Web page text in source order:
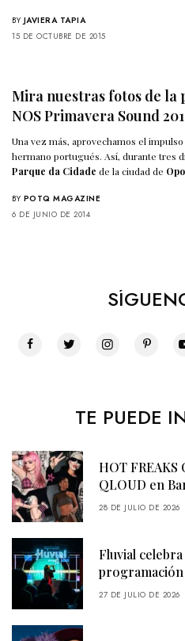
BY JAVIERA TAPIA
15 DE OCTUBRE DE 2015
Mira nuestras fotos de la
NOS Primavera Sound
Una vez más, aprovechamos el
hermano portugués. Así, durante tres
Parque da Cidade de la ciudad de
BY POTQ MAGAZINE
6 DE JUNIO DE 2014
TE PUEDE
HOT FREAKS
QLOUD en
28 DE JULIO DE 2026
Fluvial
27 DE JULIO DE 2026